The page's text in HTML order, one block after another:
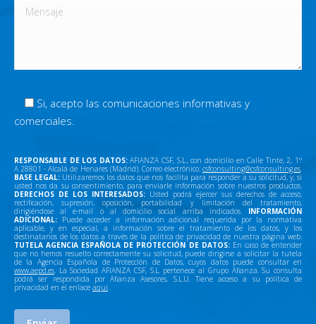
Si, acepto las comunicaciones informativas y
comerciales.
RESPONSABLE DE LOS DATOS:AFIANZA CSF, S.L., con domicilio en Calle Tinte, 2, 1º
A 28801 - Alcalá de Henares (Madrid). Correo electrónico: csfconsulting@csfconsulting.es.
BASE LEGAL: Utilizaremos los datos que nos facilita para responder a su solicitud, y, si
usted nos da su consentimiento, para enviarle información sobre nuestros productos.
DERECHOS DE LOS INTERESADOS: Usted podrá ejercer sus derechos de acceso,
rectificación, supresión, oposición, portabilidad y limitación del tratamiento,
dirigiéndose al e-mail o al domicilio social arriba indicados. INFORMACIÓN
ADICIONAL: Puede acceder a información adicional requerida por la normativa
aplicable, y en especial, a información sobre el tratamiento de los datos, y los
destinatarios de los datos a través de la política de privacidad de nuestra página web.
TUTELA AGENCIA ESPAÑOLA DE PROTECCIÓN DE DATOS:En caso de entender
que no hemos resuelto correctamente su solicitud, puede dirigirse a solicitar la tutela
de la Agencia Española de Protección de Datos, cuyos datos puede consultar en
www.aepd.es. La Sociedad AFIANZA CSF, S.L. pertenece al Grupo Afianza. Su consulta
podrá ser respondida por Afianza Asesores, S.L.U. Tiene acceso a su política de
privacidad en el enlace aquí.